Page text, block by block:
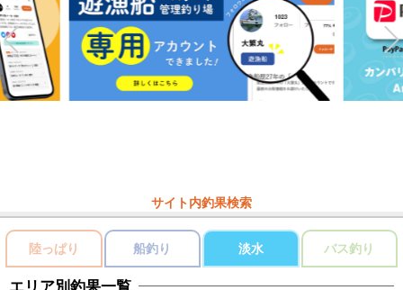
サイト内釣果検索
陸っぱり 船釣り 淡水 バス釣り